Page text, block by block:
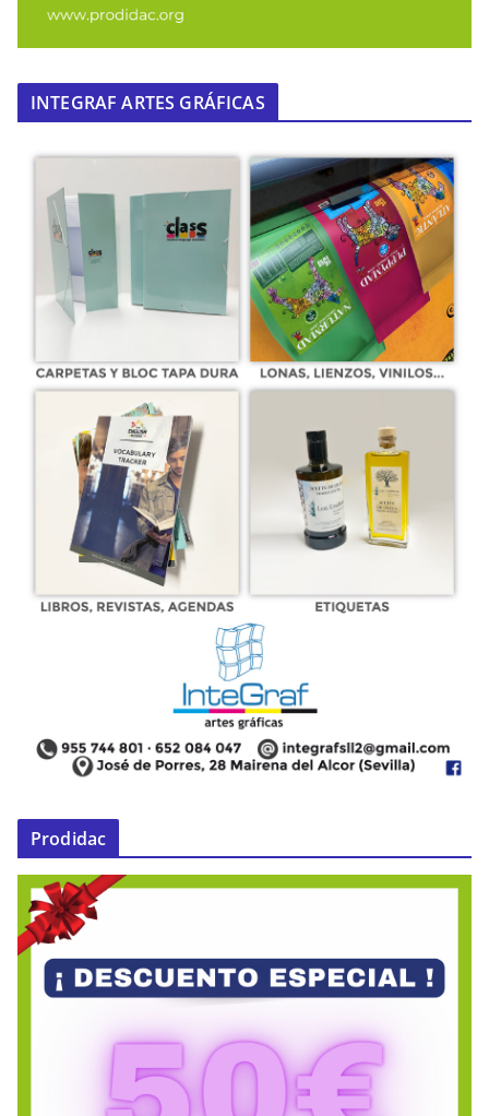
INTEGRAF ARTES GRÁFICAS
Prodidac